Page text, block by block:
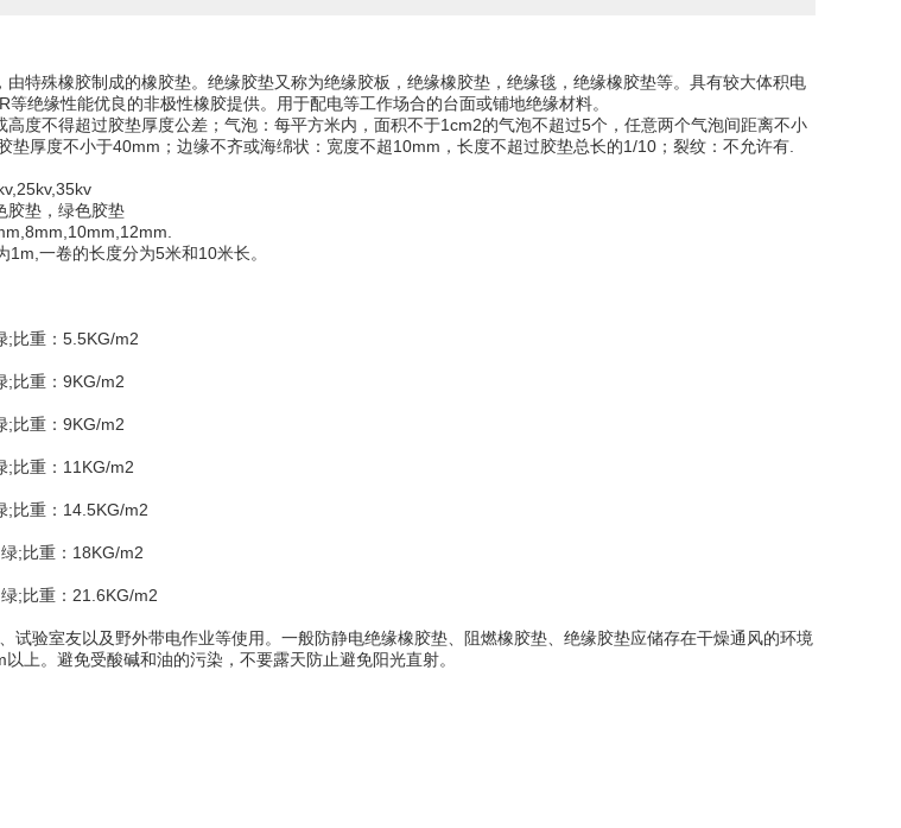
由特殊橡胶制成的橡胶垫。绝缘胶垫又称为绝缘胶板，绝缘橡胶垫，绝缘毯，绝缘橡胶垫等。具有较大体积电
等绝缘性能优良的非极性橡胶提供。用于配电等工作场合的台面或铺地绝缘材料。
高度不得超过胶垫厚度公差；气泡：每平方米内，面积不于1cm2的气泡不超过5个，任意两个气泡间距离不小
垫厚度不小于40mm；边缘不齐或海绵状：宽度不超10mm，长度不超过胶垫总长的1/10；裂纹：不允许有.
色胶垫，绿色胶垫
1m,一卷的长度分为5米和10米长。
;比重：5.5KG/m2
;比重：9KG/m2
;比重：9KG/m2
;比重：11KG/m2
;比重：14.5KG/m2
;比重：18KG/m2
;比重：21.6KG/m2
试验室友以及野外带电作业等使用。一般防静电绝缘橡胶垫、阻燃橡胶垫、绝缘胶垫应储存在干燥通风的环境
上。避免受酸碱和油的污染，不要露天防止避免阳光直射。